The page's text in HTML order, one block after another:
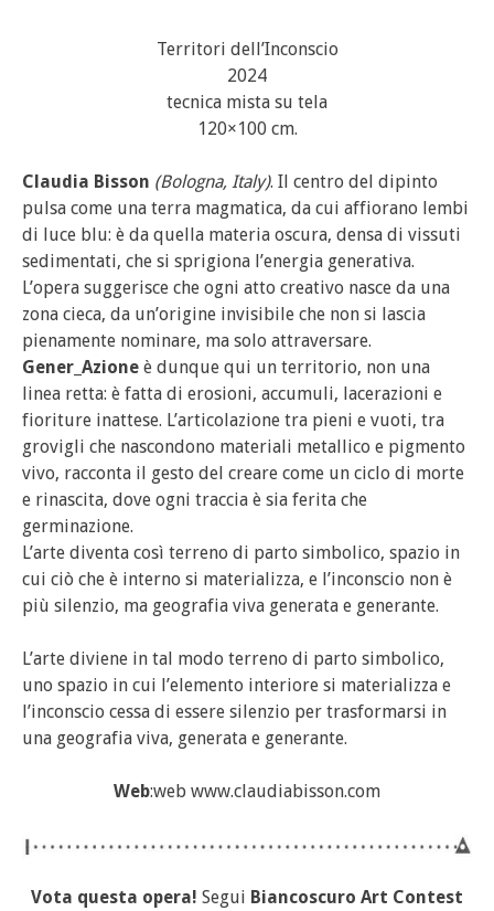
Territori dell’Inconscio
2024
tecnica mista su tela
120×100 cm.
Claudia Bisson (Bologna, Italy). Il centro del dipinto
pulsa come una terra magmatica, da cui affiorano lembi
di luce blu: è da quella materia oscura, densa di vissuti
sedimentati, che si sprigiona l’energia generativa.
L’opera suggerisce che ogni atto creativo nasce da una
zona cieca, da un’origine invisibile che non si lascia
pienamente nominare, ma solo attraversare.
Gener_Azione è dunque qui un territorio, non una
linea retta: è fatta di erosioni, accumuli, lacerazioni e
fioriture inattese. L’articolazione tra pieni e vuoti, tra
grovigli che nascondono materiali metallico e pigmento
vivo, racconta il gesto del creare come un ciclo di morte
e rinascita, dove ogni traccia è sia ferita che
germinazione.
L’arte diventa così terreno di parto simbolico, spazio in
cui ciò che è interno si materializza, e l’inconscio non è
più silenzio, ma geografia viva generata e generante.
L’arte diviene in tal modo terreno di parto simbolico,
uno spazio in cui l’elemento interiore si materializza e
l’inconscio cessa di essere silenzio per trasformarsi in
una geografia viva, generata e generante.
Web:web www.claudiabisson.com
Vota questa opera! Segui Biancoscuro Art Contest